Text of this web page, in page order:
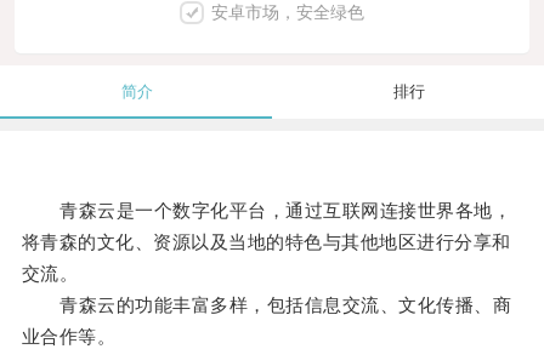
安卓市场，安全绿色
简介 排行
青森云是一个数字化平台，通过互联网连接世界各地，
将青森的文化、资源以及当地的特色与其他地区进行分享和
交流。
青森云的功能丰富多样，包括信息交流、文化传播、商
业合作等。